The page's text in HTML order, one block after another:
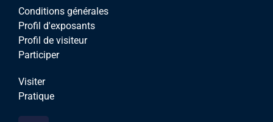
Conditions générales
Profil d'exposants
Profil de visiteur
Participer
Visiter
Pratique